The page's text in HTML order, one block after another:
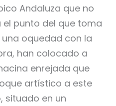
Andaluza que no
punto del que toma
oquedad con la
han colocado a
enrejada que
artístico a este
situado en un